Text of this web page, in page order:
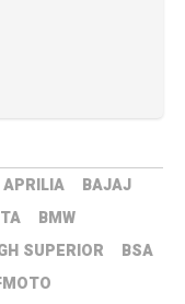
APRILIA
BAJAJ
BMW
SUPERIOR
BSA